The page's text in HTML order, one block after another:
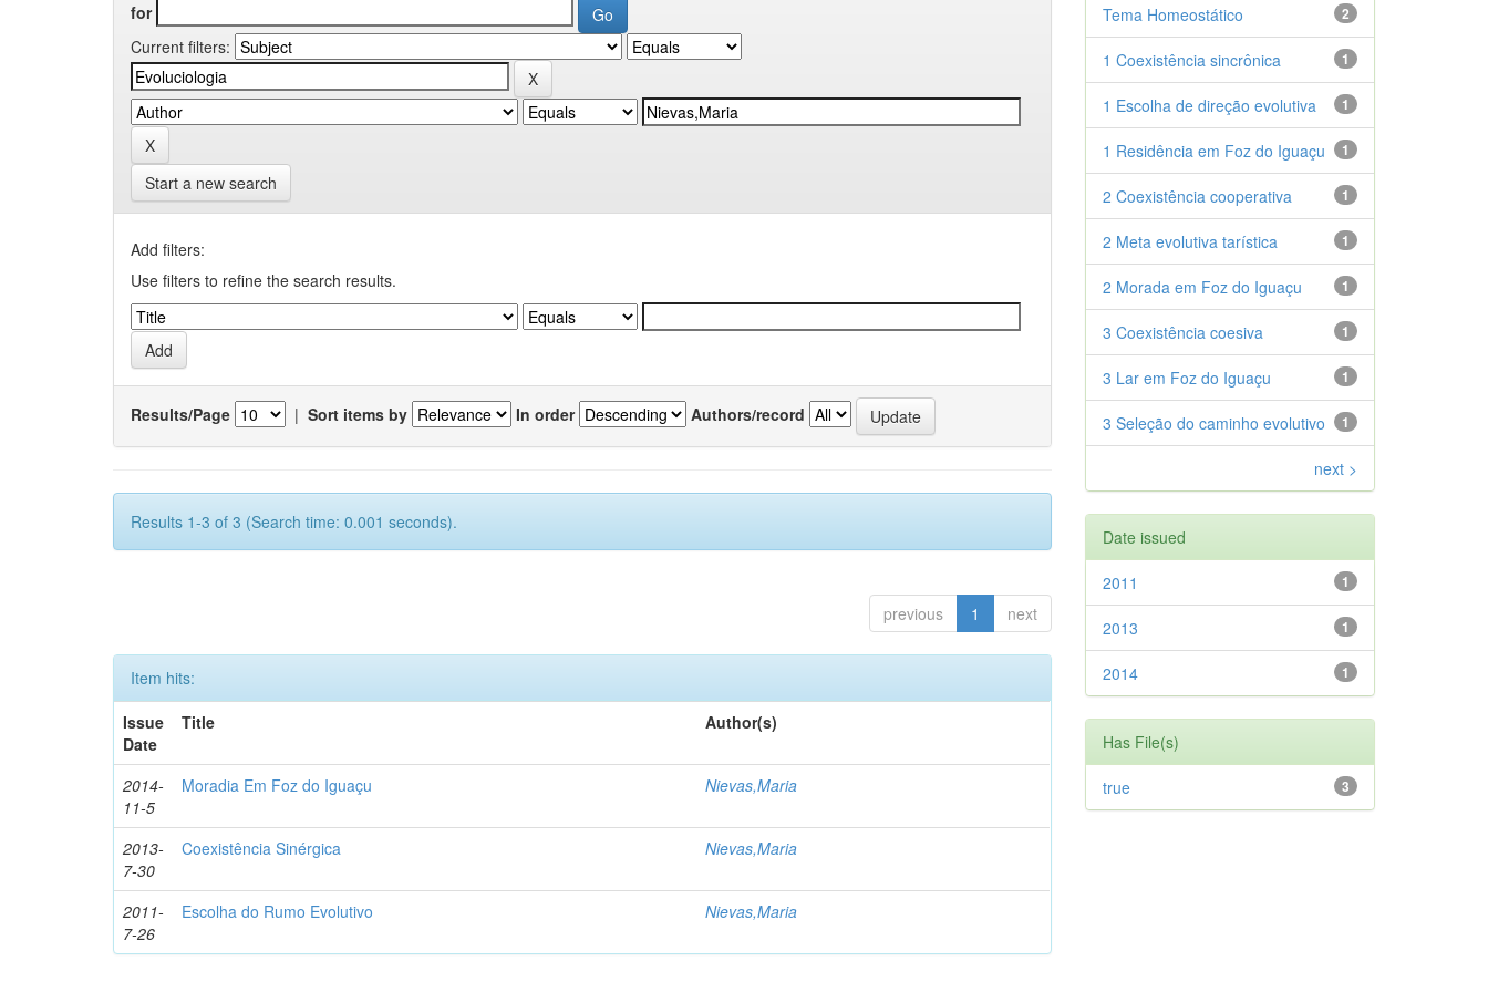
for
Current filters:
Start a new search
Add filters:
Use filters to refine the search results.
Results/Page | Sort items by In order Authors/record
Results 1-3 of 3 (Search time: 0.001 seconds).
previous 1 next
Item hits:
Issue
Date
Title Author(s)
2014-
11-5
Moradia Em Foz do Iguaçu Nievas,Maria
2013-
7-30
Coexistência Sinérgica Nievas,Maria
2011-
7-26
Escolha do Rumo Evolutivo Nievas,Maria
2
Tema Homeostático
1
1 Coexistência sincrônica
1
1 Escolha de direção evolutiva
1
1 Residência em Foz do Iguaçu
1
2 Coexistência cooperativa
1
2 Meta evolutiva tarística
1
2 Morada em Foz do Iguaçu
1
3 Coexistência coesiva
1
3 Lar em Foz do Iguaçu
1
3 Seleção do caminho evolutivo
next >
Date issued
1
2011
1
2013
1
2014
Has File(s)
3
true